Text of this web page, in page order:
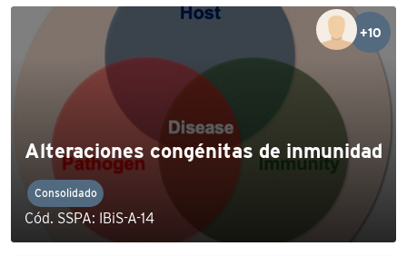
+10
Alteraciones congénitas de inmunidad
Consolidado
Cód. SSPA: IBiS-A-14